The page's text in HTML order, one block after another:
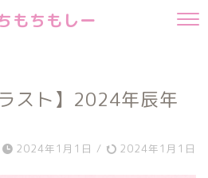
もちもしー
スト】2024年辰年
2024年1月1日 / 2024年1月1日